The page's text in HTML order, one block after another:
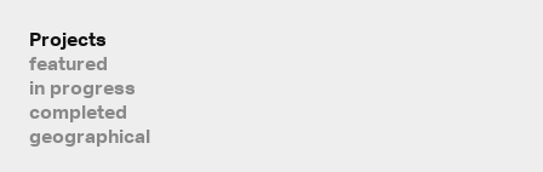
Projects
featured
in progress
completed
geographical